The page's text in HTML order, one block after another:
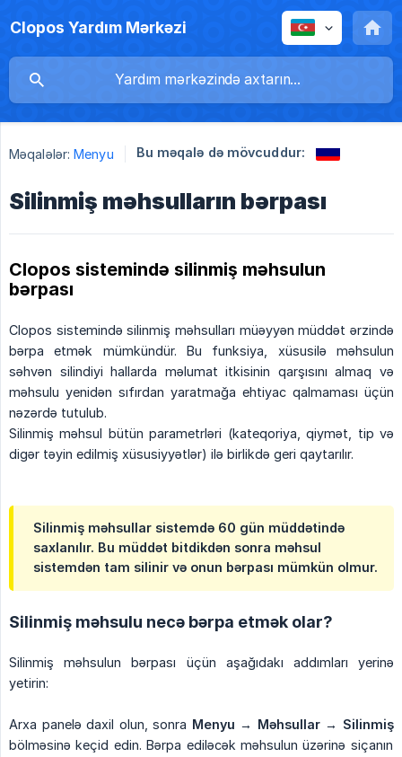
Clopos Yardım Mərkəzi
Məqalələr: Menyu Bu məqalə də mövcuddur:
Silinmiş məhsulların bərpası
Clopos sistemində silinmiş məhsulun
bərpası
Clopos sistemində silinmiş məhsulları müəyyən müddət ərzində
bərpa etmək mümkündür. Bu funksiya, xüsusilə məhsulun
səhvən silindiyi hallarda məlumat itkisinin qarşısını almaq və
məhsulu yenidən sıfırdan yaratmağa ehtiyac qalmaması üçün
nəzərdə tutulub.
Silinmiş məhsul bütün parametrləri (kateqoriya, qiymət, tip və
digər təyin edilmiş xüsusiyyətlər) ilə birlikdə geri qaytarılır.
Silinmiş məhsullar sistemdə 60 gün müddətində
saxlanılır. Bu müddət bitdikdən sonra məhsul
sistemdən tam silinir və onun bərpası mümkün olmur.
Silinmiş məhsulu necə bərpa etmək olar?
Silinmiş məhsulun bərpası üçün aşağıdakı addımları yerinə
yetirin:
Arxa panelə daxil olun, sonra Menyu → Məhsullar → Silinmiş
bölməsinə keçid edin. Bərpa ediləcək məhsulun üzərinə siçanın